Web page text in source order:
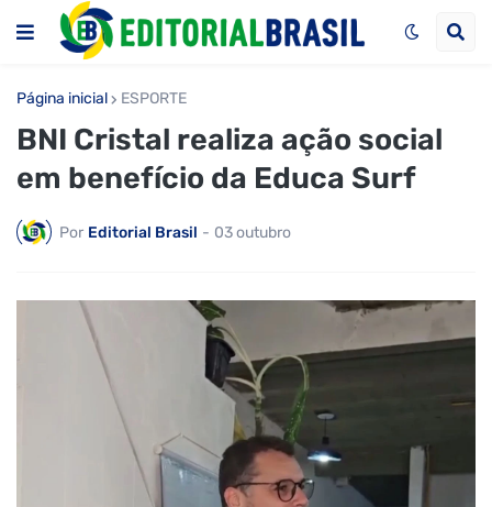
Página inicial ESPORTE
BNI Cristal realiza ação social
em benefício da Educa Surf
Por Editorial Brasil - 03 outubro